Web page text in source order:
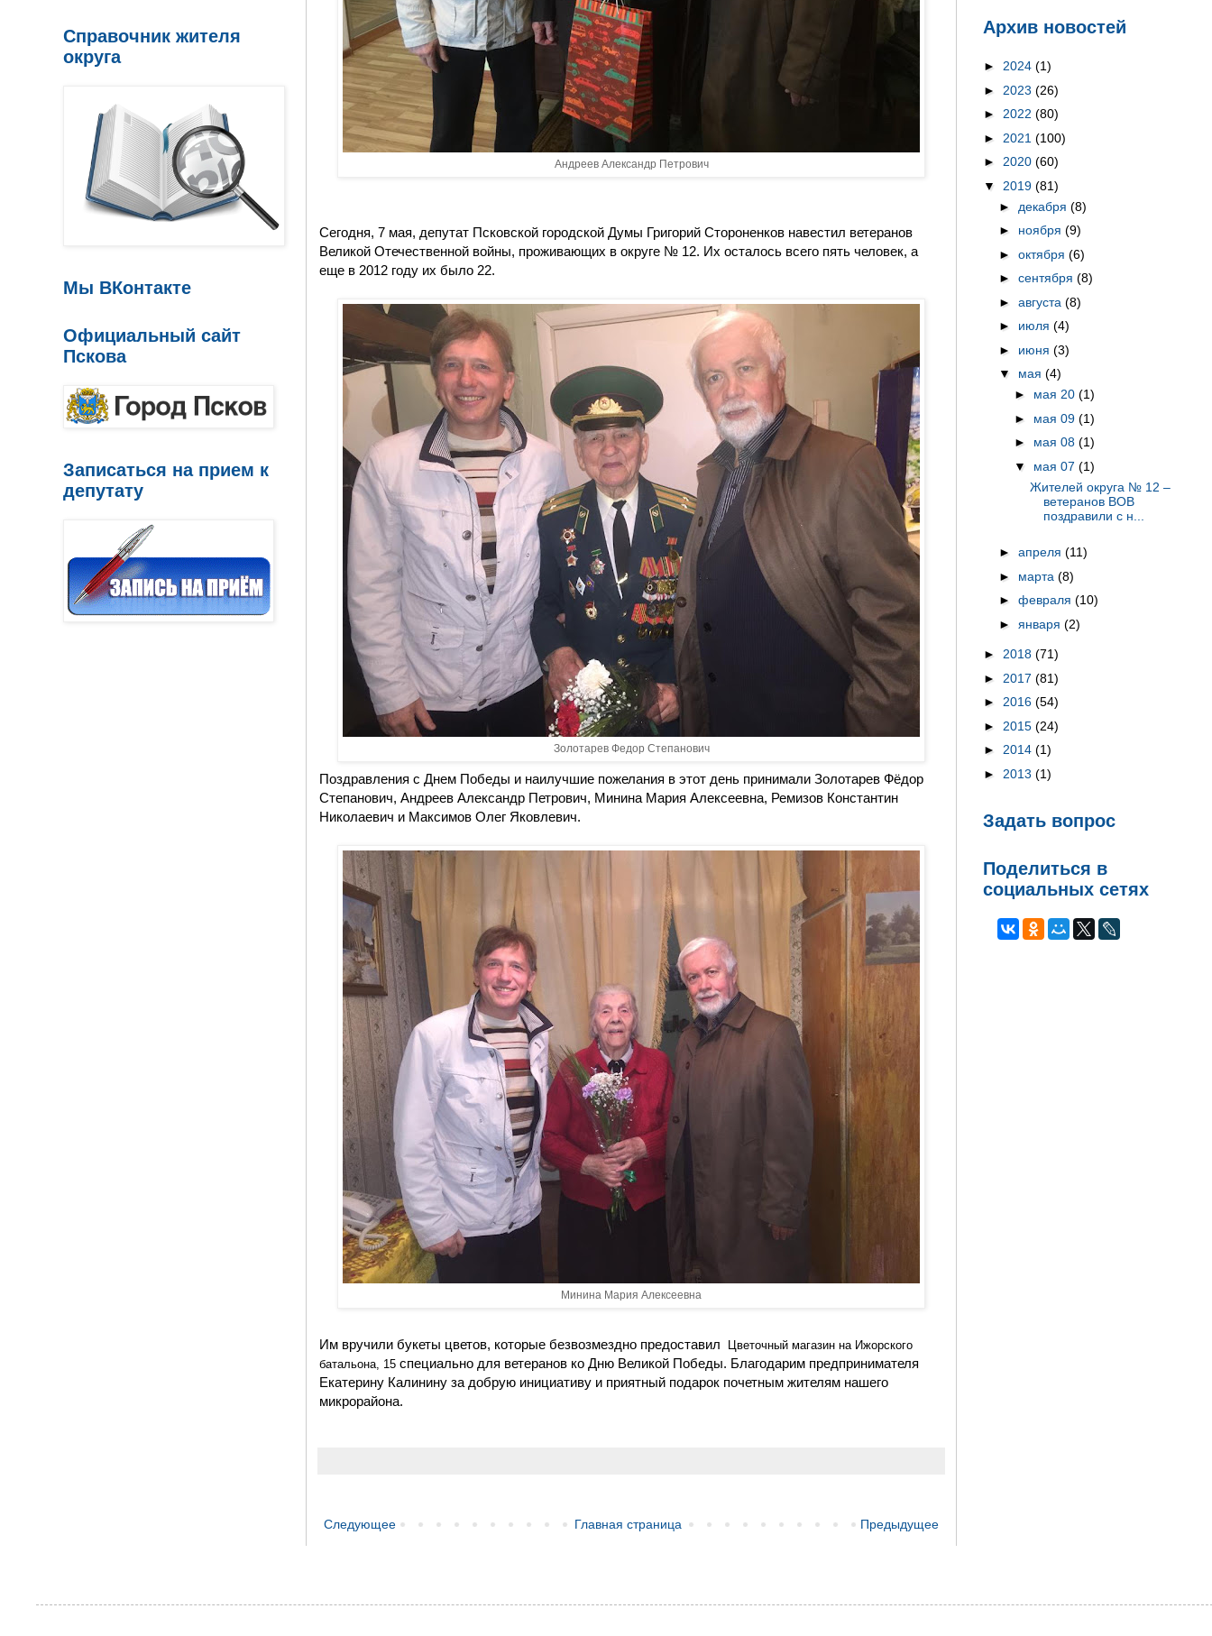
Андреев Александр Петрович
Сегодня, 7 мая, депутат Псковской городской Думы Григорий Стороненков навестил ветеранов
Великой Отечественной войны, проживающих в округе № 12. Их осталось всего пять человек, а
еще в 2012 году их было 22.
Золотарев Федор Степанович
Поздравления с Днем Победы и наилучшие пожелания в этот день принимали Золотарев Фёдор
Степанович, Андреев Александр Петрович, Минина Мария Алексеевна, Ремизов Константин
Николаевич и Максимов Олег Яковлевич.
Минина Мария Алексеевна
Им вручили букеты цветов, которые безвозмездно предоставил
Цветочный магазин на Ижорского
батальона, 15 специально для ветеранов ко Дню Великой Победы. Благодарим предпринимателя
Екатерину Калинину за добрую инициативу и приятный подарок почетным жителям нашего
микрорайона.
Следующее Предыдущее
Главная страница
Справочник жителя
округа
Мы ВКонтакте
Официальный сайт
Пскова
Записаться на прием к
депутату
Архив новостей
► 2024 (1)
► 2023 (26)
► 2022 (80)
► 2021 (100)
► 2020 (60)
▼ 2019 (81)
► декабря (8)
► ноября (9)
► октября (6)
► сентября (8)
► августа (8)
► июля (4)
► июня (3)
▼ мая (4)
► мая 20 (1)
► мая 09 (1)
► мая 08 (1)
▼ мая 07 (1)
Жителей округа № 12 –
ветеранов ВОВ
поздравили с н...
► апреля (11)
► марта (8)
► февраля (10)
► января (2)
► 2018 (71)
► 2017 (81)
► 2016 (54)
► 2015 (24)
► 2014 (1)
► 2013 (1)
Задать вопрос
Поделиться в
социальных сетях